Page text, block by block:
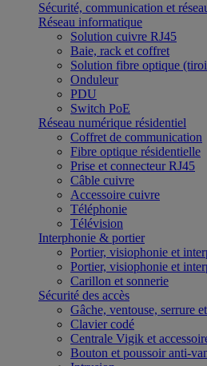
Sécurité, communication et
Réseau informatique
Solution cuivre RJ45
Baie, rack et coffret
Solution fibre optique
Onduleur
PDU
Switch PoE
Réseau numérique résidentiel
Coffret de communication
Fibre optique résidentielle
Prise et connecteur RJ45
Câble cuivre
Accessoire cuivre
Téléphonie
Télévision
Interphonie & portier
Portier, visiophonie et
Portier, visiophonie et
Carillon et sonnerie
Sécurité des accès
Gâche, ventouse, serrure
Clavier codé
Centrale Vigik et
Bouton et poussoir anti-